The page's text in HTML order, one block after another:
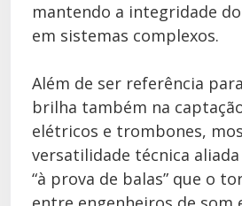
mantendo a integridade
em sistemas complexos.
Além de ser referência
brilha também na
elétricos e trombones,
versatilidade técnica
“à prova de balas” que o